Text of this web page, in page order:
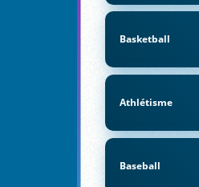
Basketball
Athlétisme
Baseball